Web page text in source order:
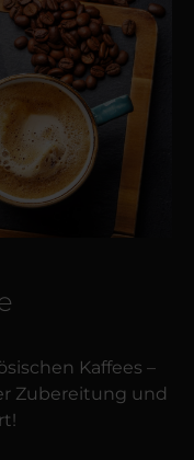
Kaffees –
Zubereitung und